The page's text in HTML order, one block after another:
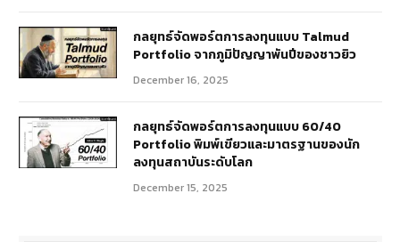
กลยุทธ์จัดพอร์ตการลงทุนแบบ Talmud
Portfolio จากภูมิปัญญาพันปีของชาวยิว
December 16, 2025
กลยุทธ์จัดพอร์ตการลงทุนแบบ 60/40
Portfolio พิมพ์เขียวและมาตรฐานของนัก
ลงทุนสถาบันระดับโลก
December 15, 2025